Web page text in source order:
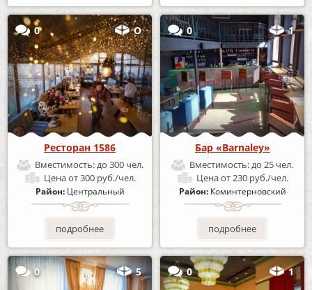
0 О
Ресторан 1586
Вместимость:до 300 чел.
Ценаот 300 руб./чел.
Район: Центральный
подробнее
0 1
Бар «Barnaley»
Вместимость:до 25 чел.
Ценаот 230 руб./чел.
Район: Коминтерновский
подробнее
0 5 0 1